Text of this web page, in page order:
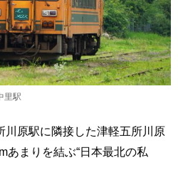
里駅
川原駅に隣接した津軽五所川原
あまりを結ぶ“日本最北の私